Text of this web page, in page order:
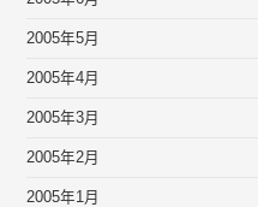
2005年5月
2005年4月
2005年3月
2005年2月
2005年1月